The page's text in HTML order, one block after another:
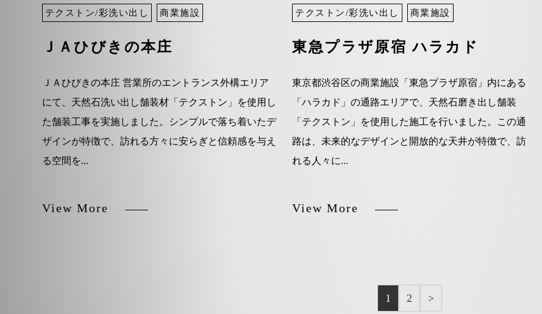
テクストン/彩洗い出し 商業施設
ＪＡひびきの本庄
ＪＡひびきの本庄 営業所のエントランス外構エリア
にて、天然石洗い出し舗装材「テクストン」を使用し
た舗装工事を実施しました。シンプルで落ち着いたデ
ザインが特徴で、訪れる方々に安らぎと信頼感を与え
る空間を...
View More
テクストン/彩洗い出し 商業施設
東急プラザ原宿 ハラカド
東京都渋谷区の商業施設「東急プラザ原宿」内にある
「ハラカド」の通路エリアで、天然石磨き出し舗装
「テクストン」を使用した施工を行いました。この通
路は、未来的なデザインと開放的な天井が特徴で、訪
れる人々に...
View More
1 2 >